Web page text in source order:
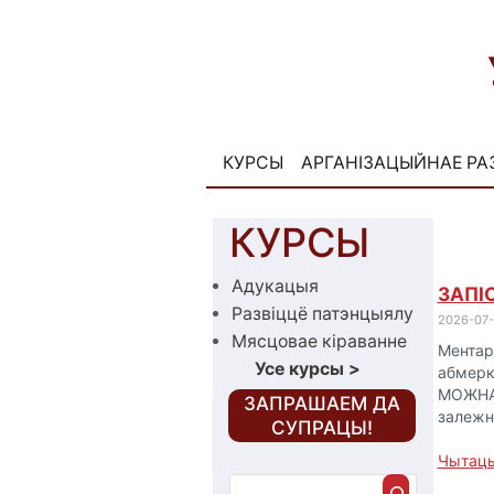
КУРСЫ АРГАНІЗАЦЫЙНАЕ
КУРСЫ
Адукацыя
Развіццё патэнцыялу
Мясцовае кіраванне
Усе курсы >
‎ЗАПРАШАЕМ ДА
СУПРАЦЫ!
2026-07-
МОЖНА